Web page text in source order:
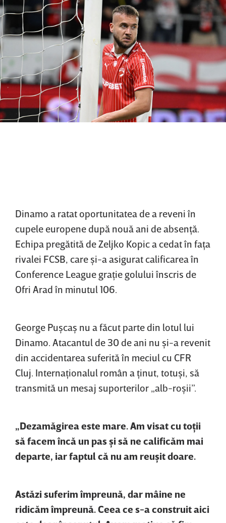
Dinamo a ratat oportunitatea de a reveni în
cupele europene după nouă ani de absenţă.
Echipa pregătită de Zeljko Kopic a cedat în faţa
rivalei FCSB, care şi-a asigurat calificarea în
Conference League graţie golului înscris de
Ofri Arad în minutul 106.
George Puşcaş nu a făcut parte din lotul lui
Dinamo. Atacantul de 30 de ani nu şi-a revenit
din accidentarea suferită în meciul cu CFR
Cluj. Internaţionalul român a ţinut, totuşi, să
transmită un mesaj suporterilor „alb-roşii”.
„Dezamăgirea este mare. Am visat cu toţii
să facem încă un pas şi să ne calificăm mai
departe, iar faptul că nu am reuşit doare.
Astăzi suferim împreună, dar mâine ne
ridicăm împreună. Ceea ce s-a construit aici